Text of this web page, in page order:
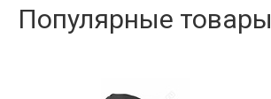
Популярные товары